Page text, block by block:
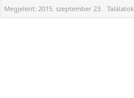
Megjelent: 2015. szeptember 23.